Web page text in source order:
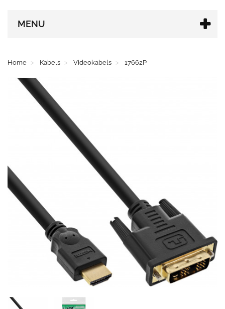
MENU
Home Kabels Videokabels 17662P